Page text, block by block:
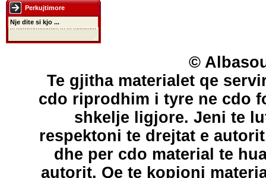
Perkujtimore
Nje dite si kjo ...
©
Te gjitha materialet qe
cdo riprodhim i tyre ne cdo
shkelje ligjore. Jeni te
respektoni te drejtat e
dhe per cdo material te
autorit. Qe te kopjoni